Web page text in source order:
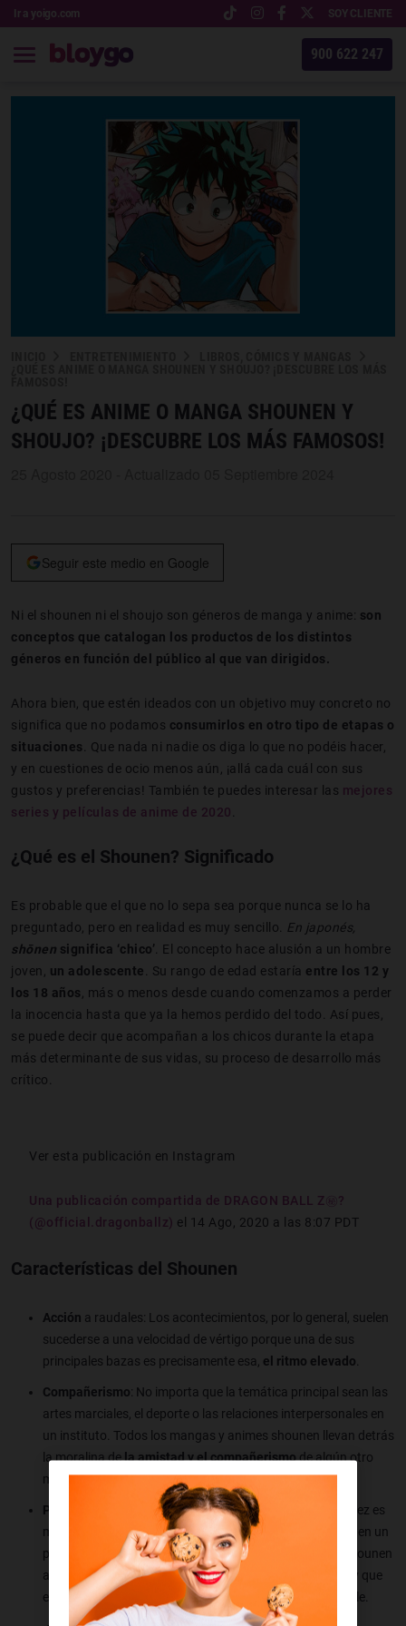
Ir a yoigo.com SOY CLIENTE
900 622 247
¿QUÉ ES ANIME O MANGA SHOUNEN Y
SHOUJO? ¡DESCUBRE LOS MÁS FAMOSOS!
Seguir este medio en Google
Ni el shounen ni el shoujo son géneros de manga y anime: son
conceptos que catalogan los productos de los distintos
géneros en función del público al que van dirigidos.
Ahora bien, que estén ideados con un objetivo muy concreto no
significa que no podamos consumirlos en otro tipo de etapas o
situaciones . Que nada ni nadie os diga lo que no podéis hacer,
y en cuestiones de ocio menos aún, ¡allá cada cuál con sus
gustos y preferencias! También te puedes interesar las mejores
series y películas de anime de 2020
¿Qué es el Shounen? Significado
Es probable que el que no lo sepa sea porque nunca se lo ha
preguntado, pero en realidad es muy sencillo.
En japonés,
shōnen significa ‘chico’ . El concepto hace alusión a un hombre
joven, un adolescente . Su rango de edad estaría entre los 12 y
los 18 años , más o menos desde cuando comenzamos a perder
la inocencia hasta que ya la hemos perdido del todo. Así pues,
se puede decir que acompañan a los chicos durante la etapa
más determinante de sus vidas, su proceso de desarrollo más
crítico.
Ver esta publicación en Instagram
Una publicación compartida de DRAGON BALL Z㊙️?
(@official.dragonballz) el 14 Ago, 2020 a las 8:07 PDT
Características del Shounen
Acción a raudales: Los acontecimientos, por lo general, suelen
sucederse a una velocidad de vértigo porque una de sus
principales bazas es precisamente esa, el ritmo elevado
Compañerismo: No importa que la temática principal sean las
artes marciales, el deporte o las relaciones interpersonales en
un instituto. Todos los mangas y animes shounen llevan detrás
la moralina dela amistad y el compañerismode algún otro
modo.
Protagonistas, casi siempremasculinos
: Aunque cada vez es
más habitual ver a algúnpersonaje de anime femenino
en un
papel de cierta importancia, en el shounen manga y el shounen
anime lo normal es que seanpersonajes secundarios
… y que
estén de buen ver, aunque esto último no es indispensable.